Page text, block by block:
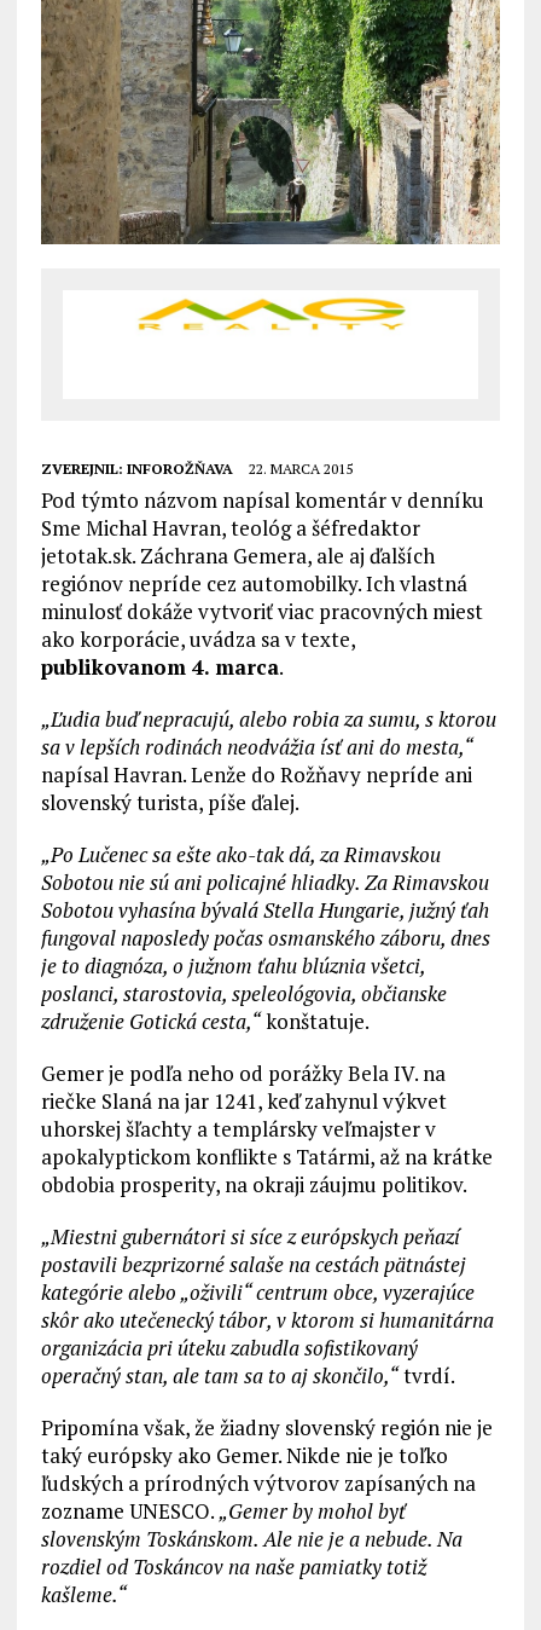
ZVEREJNIL: INFOROŽŇAVA 22. MARCA 2015
Pod týmto názvom napísal komentár v denníku
Sme Michal Havran, teológ a šéfredaktor
jetotak.sk. Záchrana Gemera, ale aj ďalších
regiónov nepríde cez automobilky. Ich vlastná
minulosť dokáže vytvoriť viac pracovných miest
ako korporácie, uvádza sa v texte,
publikovanom 4. marca.
„Ľudia buď nepracujú, alebo robia za sumu, s ktorou
sa v lepších rodinách neodvážia ísť ani do mesta,“
napísal Havran. Lenže do Rožňavy nepríde ani
slovenský turista, píše ďalej.
„Po Lučenec sa ešte ako-tak dá, za Rimavskou
Sobotou nie sú ani policajné hliadky. Za Rimavskou
Sobotou vyhasína bývalá Stella Hungarie, južný ťah
fungoval naposledy počas osmanského záboru, dnes
je to diagnóza, o južnom ťahu blúznia všetci,
poslanci, starostovia, speleológovia, občianske
združenie Gotická cesta,“konštatuje.
Gemer je podľa neho od porážky Bela IV. na
riečke Slaná na jar 1241, keď zahynul výkvet
uhorskej šľachty a templársky veľmajster v
apokalyptickom konflikte s Tatármi, až na krátke
obdobia prosperity, na okraji záujmu politikov.
„Miestni gubernátori si síce z európskych peňazí
postavili bezprizorné salaše na cestách pätnástej
kategórie alebo „oživili“ centrum obce, vyzerajúce
skôr ako utečenecký tábor, v ktorom si humanitárna
organizácia pri úteku zabudla sofistikovaný
operačný stan, ale tam sa to aj skončilo,“tvrdí.
Pripomína však, že žiadny slovenský región nie je
taký európsky ako Gemer. Nikde nie je toľko
ľudských a prírodných výtvorov zapísaných na
zozname UNESCO.„Gemer by mohol byť
slovenským Toskánskom. Ale nie je a nebude. Na
rozdiel od Toskáncov na naše pamiatky totiž
kašleme.“